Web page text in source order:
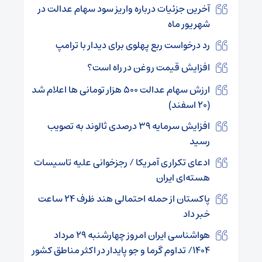
آخرین جزئیات درباره واریز سود سهام عدالت در
شهریور ماه
رد درخواست ربع پهلوی برای دیدار با ترامپ
افزایش قیمت روغن در راه است؟
ارزش سهام عدالت ۵۰۰ هزار تومانی ها اعلام شد
(۲۰ اسفند)
افزایش سرمایه ۳۹ درصدی ثالوند به تصویب
رسید
ادعای تکراری آمریکا / رجزخوانی علیه تاسیسات
هسته‌ای ایران
پاکستان از حمله احتمالی هند ظرف ۲۴ ساعت
خبر داد
هواشناسی ایران امروز چهارشنبه ۲۹ مرداد
۱۴۰۴/ تداوم گرما و جو پایدار در اکثر مناطق کشور